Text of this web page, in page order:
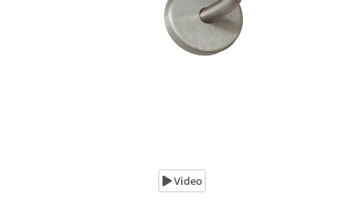
Video